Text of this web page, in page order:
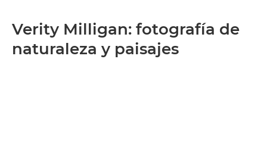
Verity Milligan: fotografía de
naturaleza y paisajes